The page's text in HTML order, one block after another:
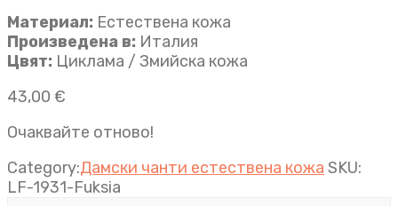
Материал: Естествена кожа
Произведена в: Италия
Цвят: Циклама / Змийска кожа
43,00 €
Очаквайте отново!
Category:Дамски чанти естествена кожа SKU:
LF-1931-Fuksia